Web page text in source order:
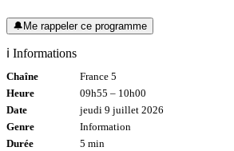
🔔Me rappeler ce programme
ℹ️ Informations
Chaîne
France 5
Heure
09h55 – 10h00
Date
jeudi 9 juillet 2026
Genre
Information
Durée
5 min